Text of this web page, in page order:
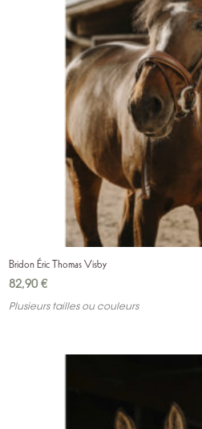
Bridon Éric Thomas Visby
82,90€
Plusieurs tailles ou couleurs